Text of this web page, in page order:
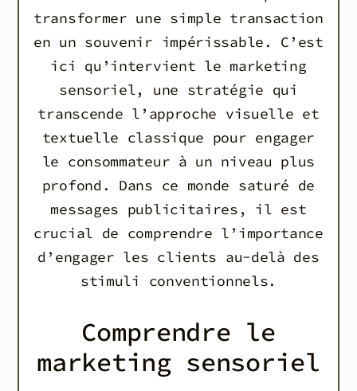
transformer une simple transaction
en un souvenir impérissable. C’est
ici qu’intervient le marketing
sensoriel, une stratégie qui
transcende l’approche visuelle et
textuelle classique pour engager
le consommateur à un niveau plus
profond. Dans ce monde saturé de
messages publicitaires, il est
crucial de comprendre l’importance
d’engager les clients au-delà des
stimuli conventionnels.
Comprendre le
marketing sensoriel